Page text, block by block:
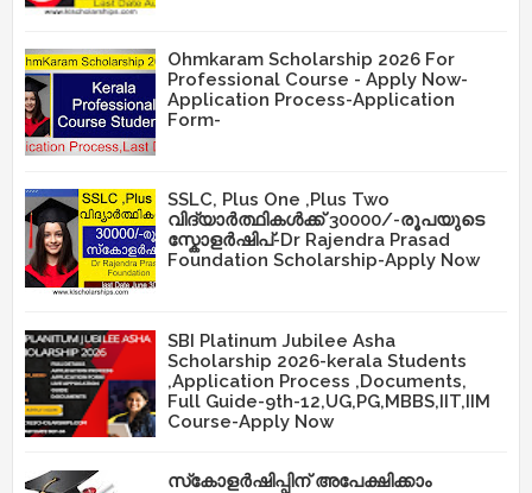
Ohmkaram Scholarship 2026 For
Professional Course - Apply Now-
Application Process-Application
Form-
SSLC, Plus One ,Plus Two
വിദ്യാർത്ഥികൾക്ക് 30000/-രൂപയുടെ
സ്കോളർഷിപ്-Dr Rajendra Prasad
Foundation Scholarship-Apply Now
SBI Platinum Jubilee Asha
Scholarship 2026-kerala Students
,Application Process ,Documents,
Full Guide-9th-12,UG,PG,MBBS,IIT,IIM
Course-Apply Now
സ്‌കോളർഷിപ്പിന് അപേക്ഷിക്കാം